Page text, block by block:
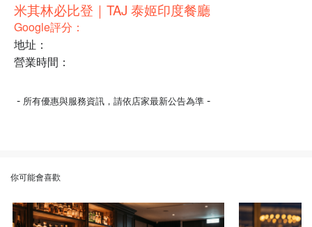
米其林必比登｜TAJ 泰姬印度餐廳
Google評分：
地址：
營業時間：
- 所有優惠與服務資訊，請依店家最新公告為準 -
你可能會喜歡